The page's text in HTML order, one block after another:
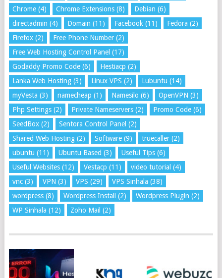
Chrome(4) Chrome Extensions(8) Debian (6)
directadmin (4) Domain (11) Facebook (11) Fedora (2)
Firefox(2) Free Phone Number(2)
Free Web Hosting Control Panel (17)
Godaddy Promo Code(6) Hestiacp (2)
Lanka Web Hosting(3) Linux VPS (2) Lubuntu (14)
myVesta (3) namecheap (1) Namesilo (6) OpenVPN (3)
Php Settings(2) Private Nameservers(2) Promo Code(6)
SeedBox(2) Sentora Control Panel (2)
Shared Web Hosting(2) Software(9) truecaller(2)
ubuntu (11) Ubuntu Based (3) Useful Tips(6)
Useful Websites(12) Vestacp (11) video tutorial (4)
vnc(3) VPN (3) VPS (29) VPS Sinhala (38)
wordpress(8) Wordpress Install (2) Wordpress Plugin (2)
WP Sinhala (12) Zoho Mail (2)